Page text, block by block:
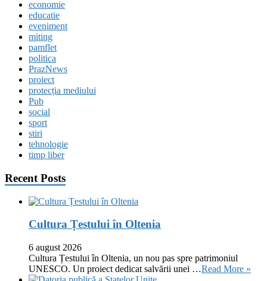
economie
educatie
eveniment
miting
pamflet
politica
PrazNews
proiect
protecția mediului
Pub
social
sport
stiri
tehnologie
timp liber
Recent Posts
Cultura Țestului în Oltenia
6 august 2026
Cultura Țestului în Oltenia, un nou pas spre patrimoniul
UNESCO. Un proiect dedicat salvării unei …Read More »